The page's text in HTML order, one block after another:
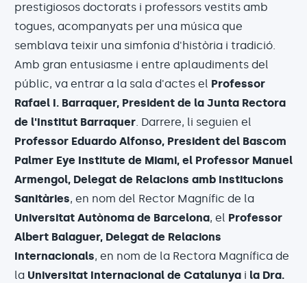
prestigiosos doctorats i professors vestits amb
togues, acompanyats per una música que
semblava teixir una simfonia d'història i tradició.
Amb gran entusiasme i entre aplaudiments del
públic, va entrar a la sala d'actes el Professor
Rafael I. Barraquer, President de la Junta Rectora
de l'Institut Barraquer. Darrere, li seguien el
Professor Eduardo Alfonso, President del Bascom
Palmer Eye Institute de Miami, el Professor Manuel
Armengol, Delegat de Relacions amb Institucions
Sanitàries, en nom del Rector Magnífic de la
Universitat Autònoma de Barcelona, el Professor
Albert Balaguer, Delegat de Relacions
Internacionals, en nom de la Rectora Magnífica de
la Universitat Internacional de Catalunya i la Dra.